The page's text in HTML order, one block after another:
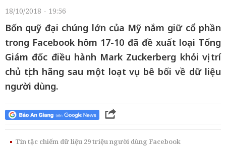
18/10/2018 - 19:56
Bốn quỹ đại chúng lớn của Mỹ nắm giữ cổ phần
trong Facebook hôm 17-10 đã đề xuất loại Tổng
Giám đốc điều hành Mark Zuckerberg khỏi vị trí
chủ tịch hãng sau một loạt vụ bê bối về dữ liệu
người dùng.
Tin tặc chiếm dữ liệu 29 triệu người dùng Facebook